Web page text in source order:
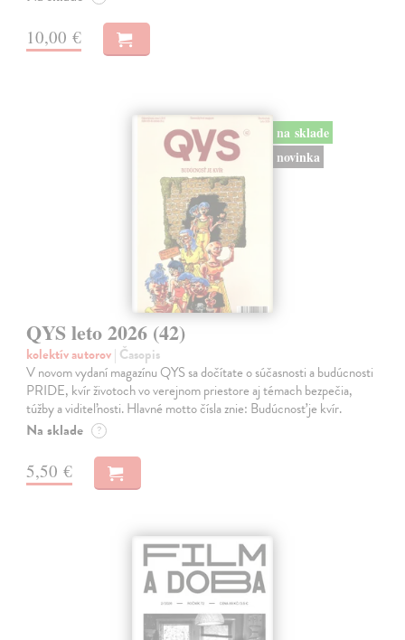
10,00 €
na sklade
novinka
QYS leto 2026 (42)
kolektív autorov| Časopis
V novom vydaní magazínu QYS sa dočítate o súčasnosti a budúcnosti
PRIDE, kvír životoch vo verejnom priestore aj témach bezpečia,
túžby a viditeľnosti. Hlavné motto čísla znie: Budúcnosť je kvír.
Na sklade ?
5,50 €